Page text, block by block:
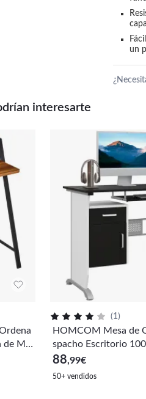
un
interesarte
de Ma
(1)
HOMCOM Mesa de
spacho Escritorio
a Mobiliario Madera
88,99€
50+ vendidos